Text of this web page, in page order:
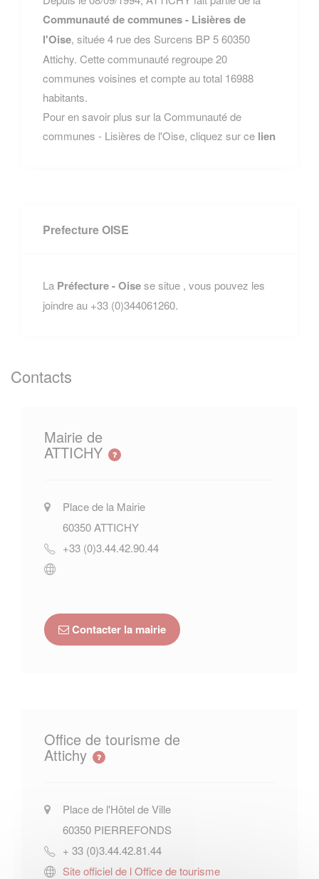
Communauté de communes - Lisières de
l'Oise, située 4 rue des Surcens BP 5 60350
Attichy. Cette communauté regroupe 20
communes voisines et compte au total 16988
habitants.
Pour en savoir plus sur la Communauté de
communes - Lisières de l'Oise, cliquez sur ce lien
Prefecture OISE
La Préfecture - Oisese situe , vous pouvez les
joindre au +33 (0)344061260.
Contacts
Mairie de
ATTICHY
Place de la Mairie
60350 ATTICHY
+33 (0)3.44.42.90.44
Contacter la mairie
Office de tourisme de
Attichy
Place de l'Hôtel de Ville
60350 PIERREFONDS
+ 33 (0)3.44.42.81.44
Site officiel de l Office de tourisme